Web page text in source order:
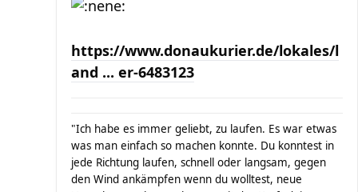
https://www.donaukurier.de/lokales/l
and ... er-6483123
"Ich habe es immer geliebt, zu laufen. Es war etwas
was man einfach so machen konnte. Du konntest in
jede Richtung laufen, schnell oder langsam, gegen
den Wind ankämpfen wenn du wolltest, neue